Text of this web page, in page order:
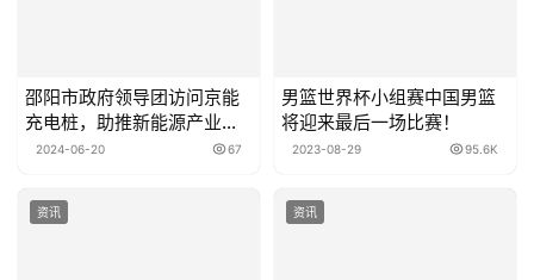
邵阳市政府领导团访问京能
充电桩，助推新能源产业发
展2024-06-20 67
男篮世界杯小组赛中国男篮
将迎来最后一场比赛！
2023-08-29 95.6K
资讯 资讯